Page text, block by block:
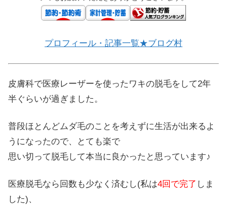
プロフィール・記事一覧★ブログ村
皮膚科で医療レーザーを使ったワキの脱毛をして2年
半ぐらいが過ぎました。
普段ほとんどムダ毛のことを考えずに生活が出来るよ
うになったので、とても楽で
思い切って脱毛して本当に良かったと思っています♪
医療脱毛なら回数も少なく済むし(私は4回で完了 しま
した)、